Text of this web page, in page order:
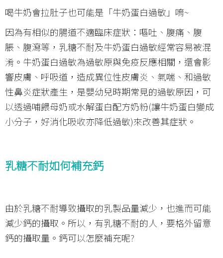
喝牛奶會拉肚子也可能是「牛奶蛋白過敏」唷~
因為有相似的腸道不適臨床症狀：嘔吐、腹痛、腹
脹、腹瀉等，乳糖不耐及牛奶蛋白過敏經常容易被混
淆。牛奶蛋白過敏為過敏原與免疫反應相關，還會影
響皮膚、呼吸道，造成異位性皮膚炎、氣喘、和過敏
性鼻炎症狀產生，是嬰幼兒時期常見的過敏原因，可
以透過哺餵母奶或水解蛋白配方奶粉(讓牛奶蛋白變成
小分子，好消化吸收亦降低過敏)來改善其症狀。
乳糖不耐如何補充鈣
由於乳糖不耐導致攝取的乳製品量減少，也進而可能
減少鈣的攝取。所以，有乳糖不耐的人，要格外留意
鈣的攝取量。鈣可以怎麼補充呢?